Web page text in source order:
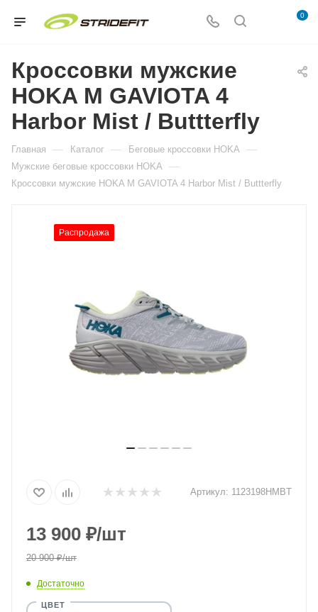
0
Кроссовки мужские
HOKA M GAVIOTA 4
Harbor Mist / Buttterfly
Главная — Каталог — Беговые кроссовки HOKA —
Мужские беговые кроссовки HOKA —
Кроссовки мужские HOKA M GAVIOTA 4 Harbor Mist / Buttterfly
Распродажа
Артикул: 1123198HMBT
13 900 ₽/шт
20 900₽/шт
Достаточно